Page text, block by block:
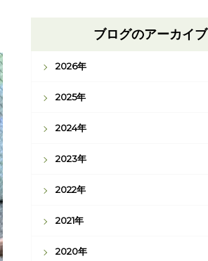
ブログのアーカイブ
2026年
2025年
2024年
2023年
2022年
2021年
2020年